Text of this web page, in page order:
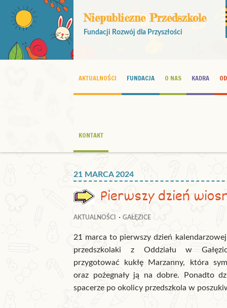
Niepubliczne Przedszkole
Fundacji Rozwój dla Przyszłości
AKTUALNOŚCI FUNDACJA O NAS KADRA
KONTAKT
21 MARCA 2024
Pierwszy dzień
AKTUALNOŚCI GAŁĘZICE
21 marca to pierwszy dzień
przedszkolaki z Oddziału w
przygotować kukłę Marzanny, która
oraz pożegnały ją na dobre. Ponadto
spacerze po okolicy przedszkola w